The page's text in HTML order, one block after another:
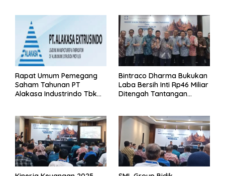
Rapat Umum Pemegang
Saham Tahunan PT
Alakasa Industrindo Tbk
Bintraco Dharma Bukukan
Laba Bersih Inti Rp46 Miliar
Ditengah Tantangan